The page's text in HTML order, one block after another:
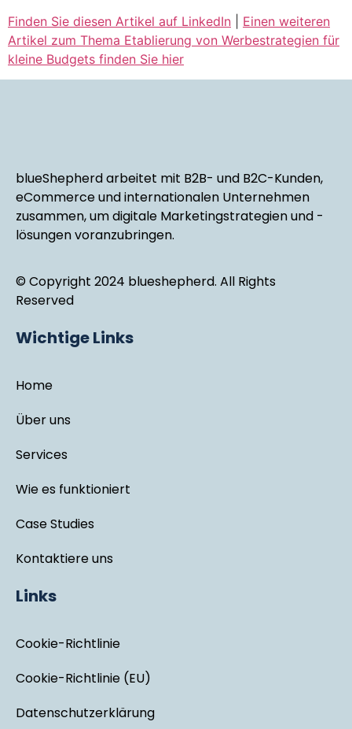
Finden Sie diesen Artikel auf LinkedIn
Einen weiteren
Artikel zum Thema Etablierung von Werbestrategien für
kleine Budgets finden Sie hier
blueShepherd arbeitet mit B2B- und B2C-Kunden,
eCommerce und internationalen Unternehmen
zusammen, um digitale Marketingstrategien und -
lösungen voranzubringen.
© Copyright 2024 blueshepherd. All Rights
Reserved
Wichtige Links
Home
Über uns
Services
Wie es funktioniert
Case Studies
Kontaktiere uns
Links
Cookie-Richtlinie
Cookie-Richtlinie (EU)
Datenschutzerklärung